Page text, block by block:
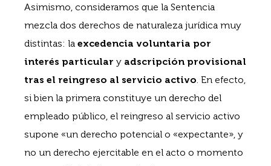
Asimismo, consideramos que la Sentencia
mezcla dos derechos de naturaleza jurídica muy
distintas: la excedencia voluntaria por
interés particular y adscripción provisional
tras el reingreso al servicio activo. En efecto,
si bien la primera constituye un derecho del
empleado público, el reingreso al servicio activo
supone «un derecho potencial o «expectante», y
no un derecho ejercitable en el acto o momento